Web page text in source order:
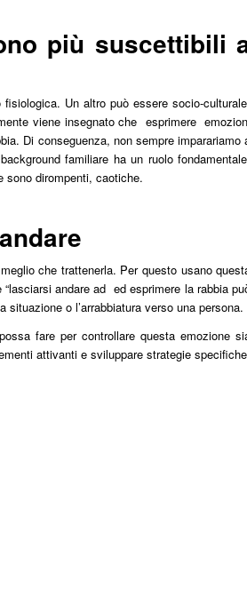
più suscettibili
Un altro può essere socio-
viene insegnato che esprimere
Di conseguenza, non sempre imparariamo
familiare ha un ruolo
sono dirompenti, caotiche.
che trattenerla. Per questo usano
andare ad ed esprimere la rabbia
o l’arrabbiatura verso una persona.
fare per controllare questa emozione
attivanti e sviluppare strategie specifiche